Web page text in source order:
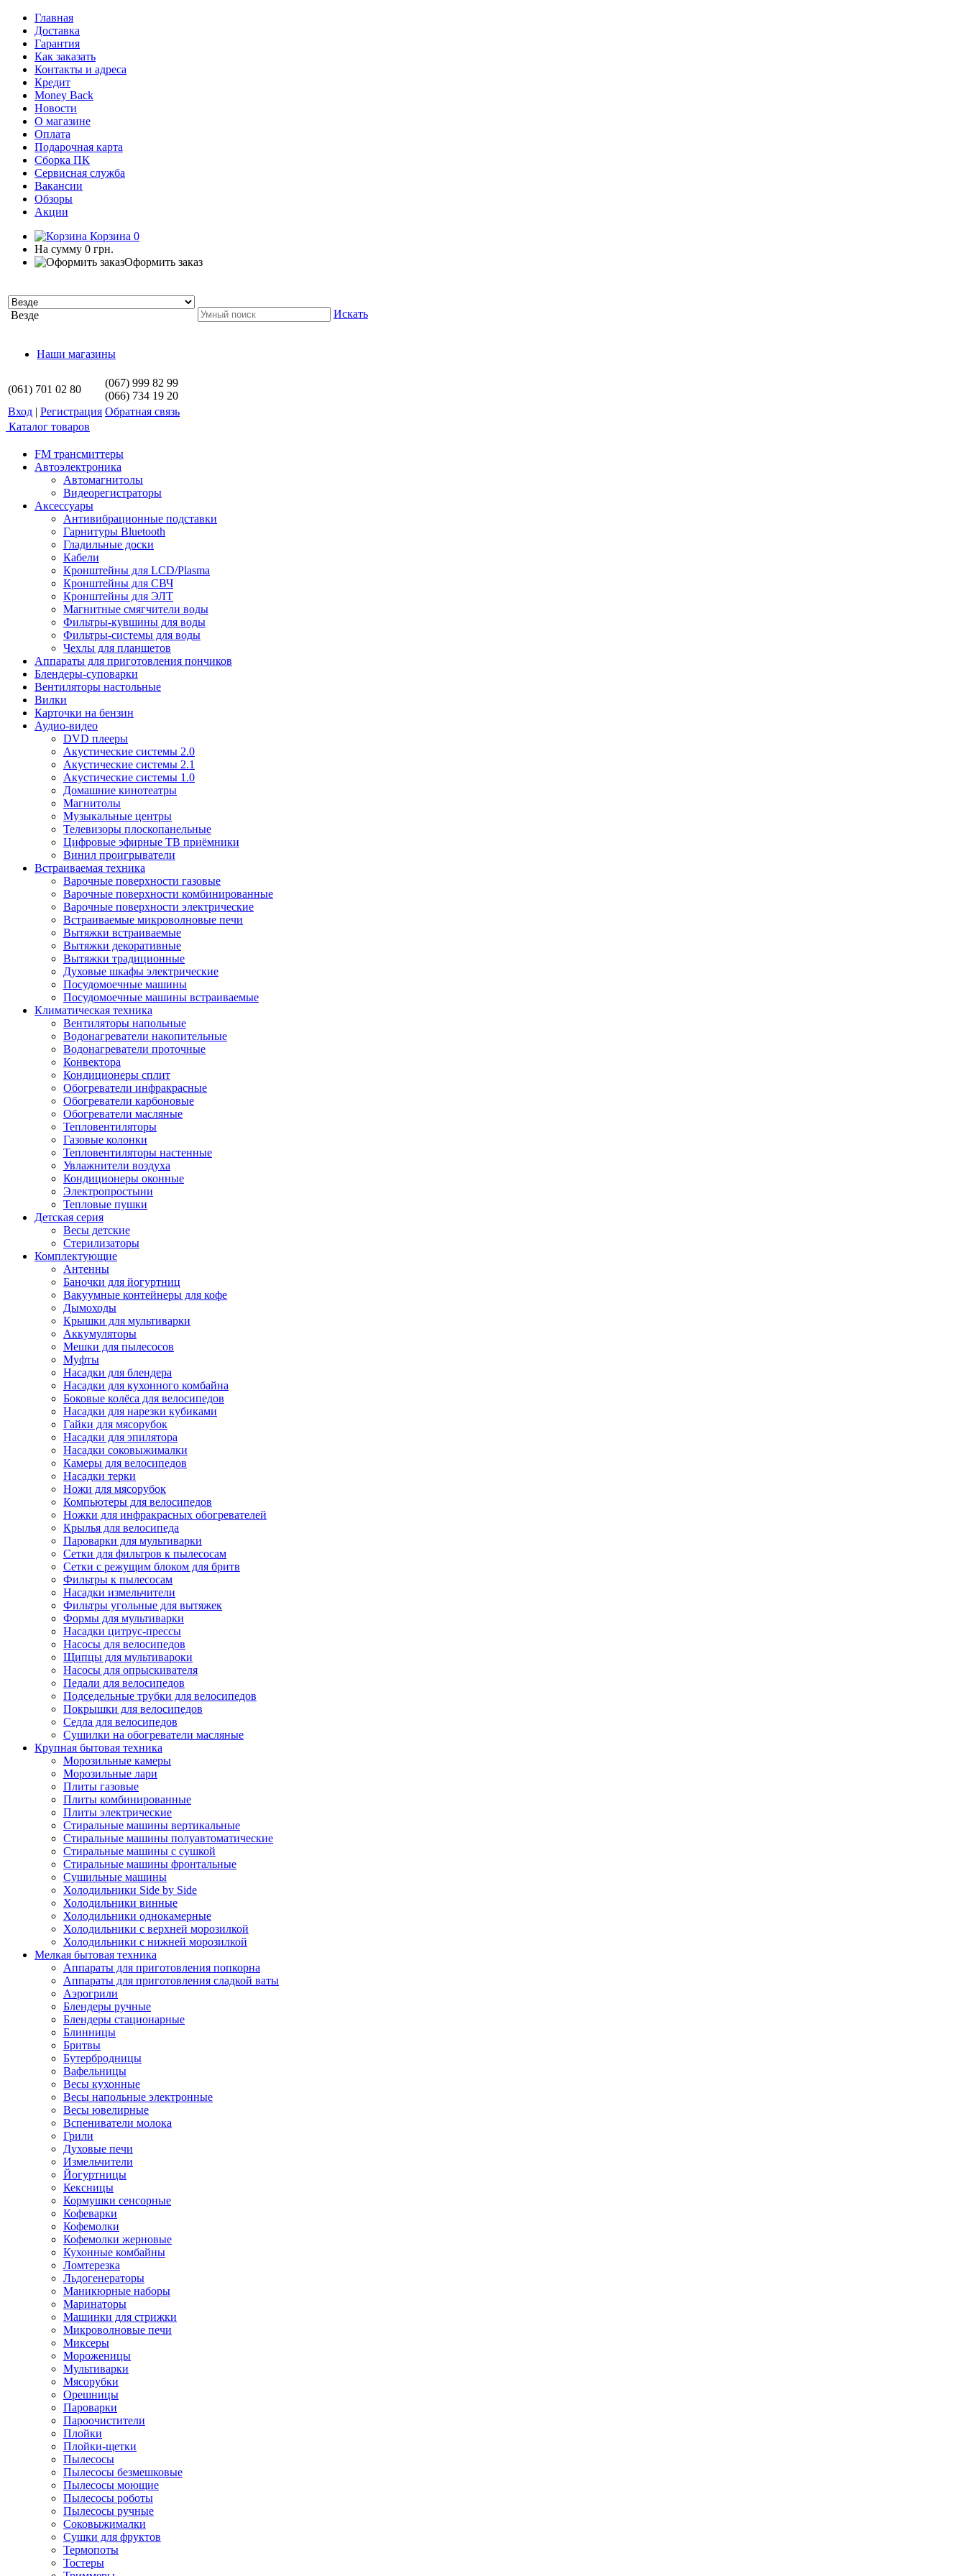
Главная
Доставка
Гарантия
Как заказать
Контакты и адреса
Кредит
Money Back
Новости
О магазине
Оплата
Подарочная карта
Сборка ПК
Сервисная служба
Вакансии
Обзоры
Акции
Корзина 0
На сумму 0 грн.
Оформить заказ
Везде Искать
Наши магазины
(061) 701 02 80
(067) 999 82 99
(066) 734 19 20
Вход | Регистрация Обратная связь
Каталог товаров
FM трансмиттеры
Автоэлектроника
Автомагнитолы
Видеорегистраторы
Аксессуары
Антивибрационные подставки
Гарнитуры Bluetooth
Гладильные доски
Кабели
Кронштейны для LCD/Plasma
Кронштейны для СВЧ
Кронштейны для ЭЛТ
Магнитные смягчители воды
Фильтры-кувшины для воды
Фильтры-системы для воды
Чехлы для планшетов
Аппараты для приготовления пончиков
Блендеры-суповарки
Вентиляторы настольные
Вилки
Карточки на бензин
Аудио-видео
DVD плееры
Акустические системы 2.0
Акустические системы 2.1
Акустические системы 1.0
Домашние кинотеатры
Магнитолы
Музыкальные центры
Телевизоры плоскопанельные
Цифровые эфирные ТВ приёмники
Винил проигрыватели
Встраиваемая техника
Варочные поверхности газовые
Варочные поверхности комбинированные
Варочные поверхности электрические
Встраиваемые микроволновые печи
Вытяжки встраиваемые
Вытяжки декоративные
Вытяжки традиционные
Духовые шкафы электрические
Посудомоечные машины
Посудомоечные машины встраиваемые
Климатическая техника
Вентиляторы напольные
Водонагреватели накопительные
Водонагреватели проточные
Конвектора
Кондиционеры сплит
Обогреватели инфракрасные
Обогреватели карбоновые
Обогреватели масляные
Тепловентиляторы
Газовые колонки
Тепловентиляторы настенные
Увлажнители воздуха
Кондиционеры оконные
Электропростыни
Тепловые пушки
Детская серия
Весы детские
Стерилизаторы
Комплектующие
Антенны
Баночки для йогуртниц
Вакуумные контейнеры для кофе
Дымоходы
Крышки для мультиварки
Аккумуляторы
Мешки для пылесосов
Муфты
Насадки для блендера
Насадки для кухонного комбайна
Боковые колёса для велосипедов
Насадки для нарезки кубиками
Гайки для мясорубок
Насадки для эпилятора
Насадки соковыжималки
Камеры для велосипедов
Насадки терки
Ножи для мясорубок
Компьютеры для велосипедов
Ножки для инфракрасных обогревателей
Крылья для велосипеда
Пароварки для мультиварки
Сетки для фильтров к пылесосам
Сетки с режущим блоком для бритв
Фильтры к пылесосам
Насадки измельчители
Фильтры угольные для вытяжек
Формы для мультиварки
Насадки цитрус-прессы
Насосы для велосипедов
Щипцы для мультивароки
Насосы для опрыскивателя
Педали для велосипедов
Подседельные трубки для велосипедов
Покрышки для велосипедов
Седла для велосипедов
Сушилки на обогреватели масляные
Крупная бытовая техника
Морозильные камеры
Морозильные лари
Плиты газовые
Плиты комбинированные
Плиты электрические
Стиральные машины вертикальные
Стиральные машины полуавтоматические
Стиральные машины с сушкой
Стиральные машины фронтальные
Сушильные машины
Холодильники Side by Side
Холодильники винные
Холодильники однокамерные
Холодильники с верхней морозилкой
Холодильники с нижней морозилкой
Мелкая бытовая техника
Аппараты для приготовления попкорна
Аппараты для приготовления сладкой ваты
Аэрогрили
Блендеры ручные
Блендеры стационарные
Блинницы
Бритвы
Бутербродницы
Вафельницы
Весы кухонные
Весы напольные электронные
Весы ювелирные
Вспениватели молока
Грили
Духовые печи
Измельчители
Йогуртницы
Кексницы
Кормушки сенсорные
Кофеварки
Кофемолки
Кофемолки жерновые
Кухонные комбайны
Ломтерезка
Льдогенераторы
Маникюрные наборы
Маринаторы
Машинки для стрижки
Микроволновые печи
Миксеры
Мороженицы
Мультиварки
Мясорубки
Орешницы
Пароварки
Пароочистители
Плойки
Плойки-щетки
Пылесосы
Пылесосы безмешковые
Пылесосы моющие
Пылесосы роботы
Пылесосы ручные
Соковыжималки
Сушки для фруктов
Термопоты
Тостеры